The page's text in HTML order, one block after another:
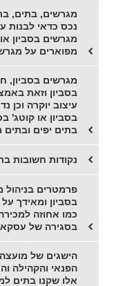
מגרשים, בתים,
נכס כדאי לבנות
מגרשים בסביון
מפוארים על
מגרשים בסביון,
בסביון וזאת
עיצוב יוקרה
בסביון או קוטג'
בתים יפים ובתים
נקודות חשובות
פרמטרים
בסביון ומאידך
כמו אחוזה
בסגירה של
הישגים של מועצה
הפנאי והקהילה
אלו שקנו בתים